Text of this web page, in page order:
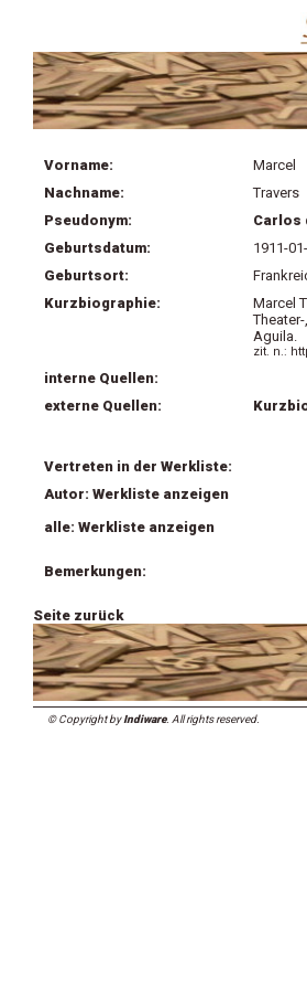
Vorname:
Marcel
Nachname:
Travers
Pseudonym:
Carlos
Geburtsdatum:
1911-
Geburtsort:
Kurzbiographie:
Marcel
Aguila.
zit. n.:
interne Quellen:
externe Quellen:
Vertreten in der Werkliste:
Autor: Werkliste anzeigen
alle: Werkliste anzeigen
Bemerkungen:
Seite zurück
© Copyright byIndiware. All rights reserved.